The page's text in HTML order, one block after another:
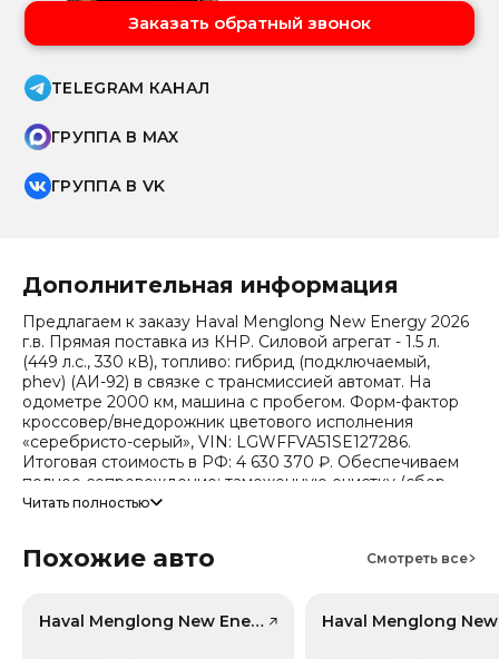
Заказать обратный звонок
TELEGRAM КАНАЛ
ГРУППА В MAX
ГРУППА В VK
Дополнительная информация
Предлагаем к заказу Haval Menglong New Energy 2026
г.в. Прямая поставка из КНР. Силовой агрегат - 1.5 л.
(449 л.с., 330 кВ), топливо: гибрид (подключаемый,
phev) (АИ-92) в связке с трансмиссией автомат. На
одометре 2000 км, машина с пробегом. Форм-фактор
кроссовер/внедорожник цветового исполнения
«серебристо-серый», VIN: LGWFFVA51SE127286.
Итоговая стоимость в РФ: 4 630 370 ₽. Обеспечиваем
полное сопровождение: таможенную очистку (сбор
составит 936 467 ₽), безопасную доставку и получение
Стоимость ориентировочная, актуальный прайс
консультируем круглосуточно.
Читать полностью
Похожие авто Смотреть все
Haval Menglong New Energy, лот 59106349